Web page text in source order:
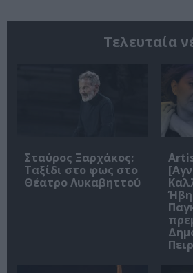
Τελευταία
Σταύρος Ξαρχάκος:
Ταξίδι στο φως στο
Θέατρο Λυκαβηττού
Ήβη